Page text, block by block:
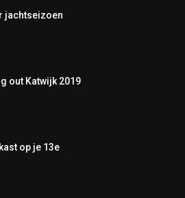
jachtseizoen
out Katwijk 2019
op je 13e